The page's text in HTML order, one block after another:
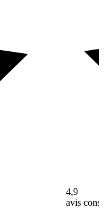
4,9
avis